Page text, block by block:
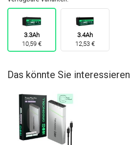
3.3Ah
10,59 €
3.4Ah
12,53 €
Das könnte Sie interessieren